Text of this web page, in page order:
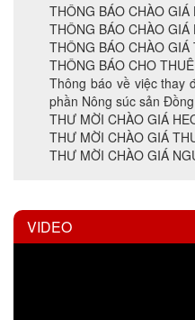
THÔNG BÁO CHÀO GIÁ
THÔNG BÁO CHÀO GIÁ
THÔNG BÁO CHÀO
THÔNG BÁO CHO
Thông báo về việc thay
phần Nông súc sản
THƯ MỜI CHÀO GIÁ
THƯ MỜI CHÀO GIÁ
THƯ MỜI CHÀO GIÁ
VIDEO